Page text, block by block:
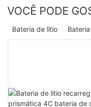
VOCÊ PODE
Bateria de lítio